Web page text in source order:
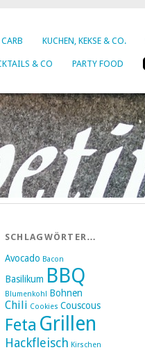
KUCHEN, KEKSE & CO.
& CO PARTY FOOD
SCHLAGWÖRTER…
Avocado Bacon
Basilikum BBQ
Blumenkohl Bohnen
Chili Cookies Couscous
Feta Grillen
Hackfleisch Kirschen